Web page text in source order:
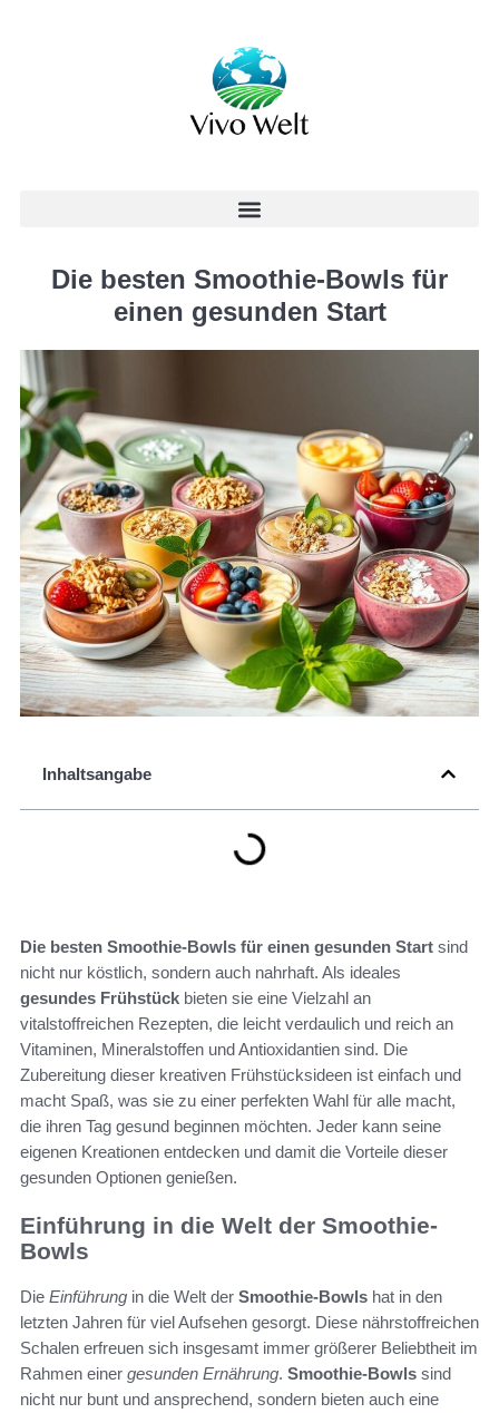
Die besten Smoothie-Bowls für
einen gesunden Start
Inhaltsangabe
Die besten Smoothie-Bowls für einen gesunden Start sind
nicht nur köstlich, sondern auch nahrhaft. Als ideales
gesundes Frühstück bieten sie eine Vielzahl an
vitalstoffreichen Rezepten, die leicht verdaulich und reich an
Vitaminen, Mineralstoffen und Antioxidantien sind. Die
Zubereitung dieser kreativen Frühstücksideen ist einfach und
macht Spaß, was sie zu einer perfekten Wahl für alle macht,
die ihren Tag gesund beginnen möchten. Jeder kann seine
eigenen Kreationen entdecken und damit die Vorteile dieser
gesunden Optionen genießen.
Einführung in die Welt der Smoothie-
Bowls
Die Einführung in die Welt der Smoothie-Bowls hat in den
letzten Jahren für viel Aufsehen gesorgt. Diese nährstoffreichen
Schalen erfreuen sich insgesamt immer größerer Beliebtheit im
Rahmen einer gesunden Ernährung. Smoothie-Bowls sind
nicht nur bunt und ansprechend, sondern bieten auch eine